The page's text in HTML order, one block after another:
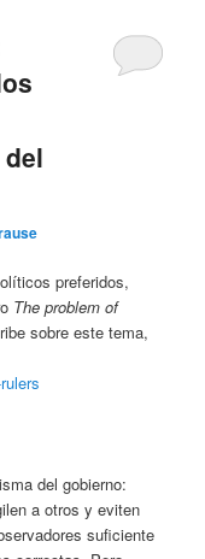
preferidos,
The problem of
sobre este tema,
del gobierno:
a otros y eviten
suficiente